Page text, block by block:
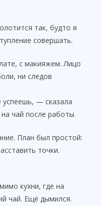
так, будто я
совершать.
с макияжем. Лицо
ни следов
— сказала
чай после работы.
План был простой:
точки.
кухни, где на
чай. Ещё дымился.